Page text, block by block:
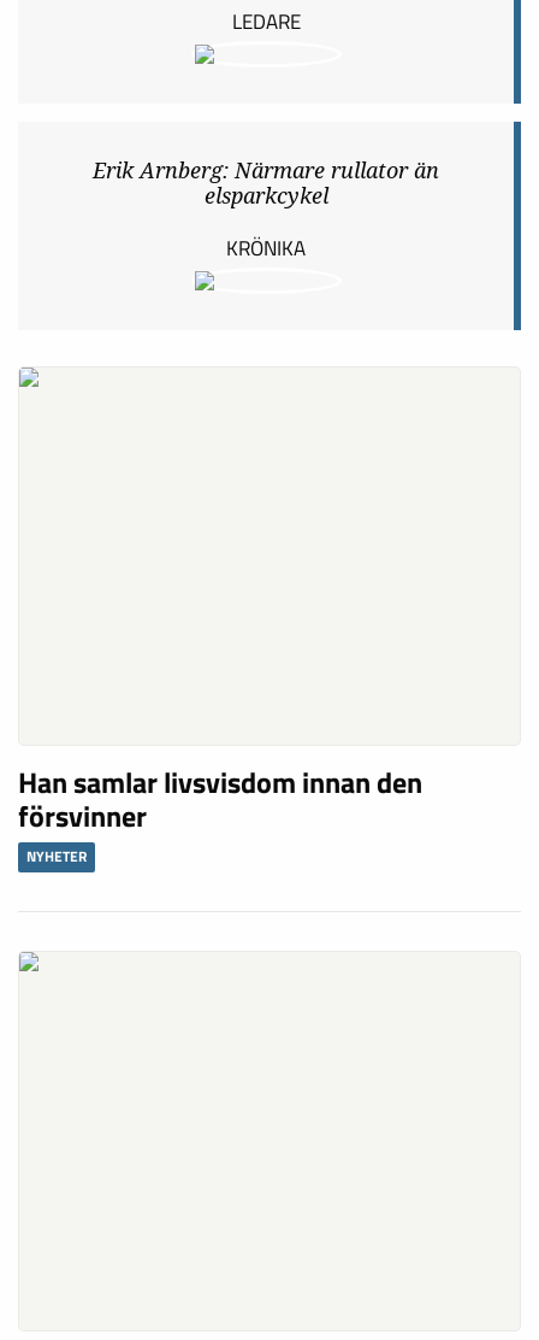
LEDARE
Erik Arnberg: Närmare rullator än
elsparkcykel
KRÖNIKA
Han samlar livsvisdom innan den
försvinner
NYHETER